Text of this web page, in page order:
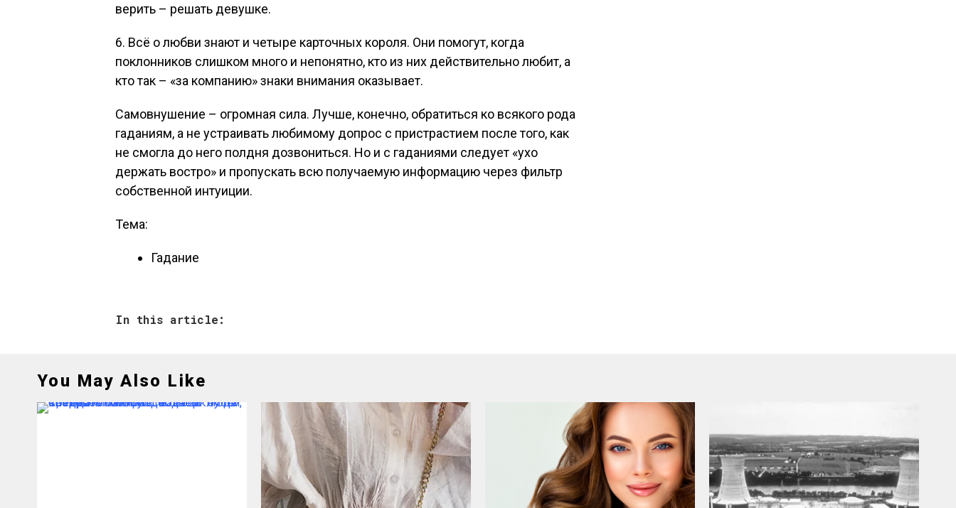
верить – решать девушке.
6. Всё о любви знают и четыре карточных короля. Они помогут, когда
поклонников слишком много и непонятно, кто из них действительно любит, а
кто так – «за компанию» знаки внимания оказывает.
Самовнушение – огромная сила. Лучше, конечно, обратиться ко всякого рода
гаданиям, а не устраивать любимому допрос с пристрастием после того, как
не смогла до него полдня дозвониться. Но и с гаданиями следует «ухо
держать востро» и пропускать всю получаемую информацию через фильтр
собственной интуиции.
Тема:
Гадание
In this article:
You May Also Like